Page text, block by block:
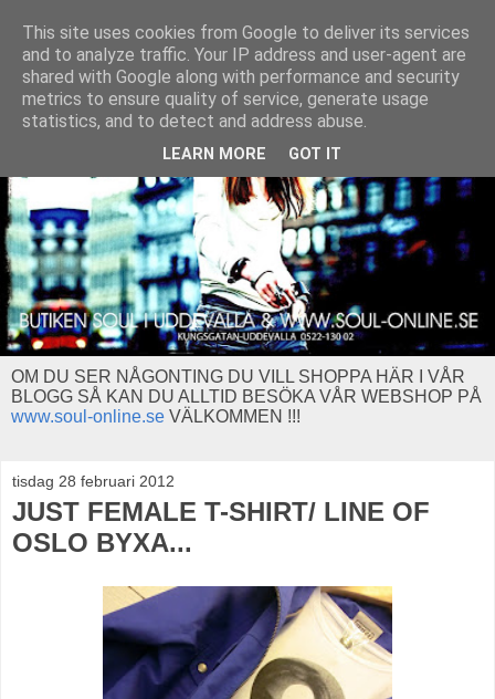
OM DU SER NÅGONTING DU VILL SHOPPA HÄR I VÅR
BLOGG SÅ KAN DU ALLTID BESÖKA VÅR WEBSHOP PÅ
www.soul-online.se VÄLKOMMEN !!!
tisdag 28 februari 2012
JUST FEMALE T-SHIRT/ LINE OF
OSLO BYXA...
This site uses cookies from Google to deliver its services
and to analyze traffic. Your IP address and user-agent are
shared with Google along with performance and security
metrics to ensure quality of service, generate usage
statistics, and to detect and address abuse.
LEARN MORE GOT IT